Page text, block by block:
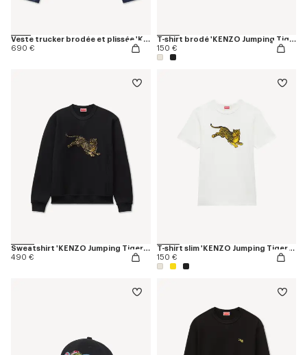
Veste trucker brodée et plissée 'KENZO Jumping Tiger' en denim japonais
690 €
T-shirt brodé 'KENZO Jumping Tiger' en coton
150 €
Sweatshirt 'KENZO Jumping Tiger' en coton
490 €
T-shirt slim 'KENZO Jumping Tiger' en coton
150 €